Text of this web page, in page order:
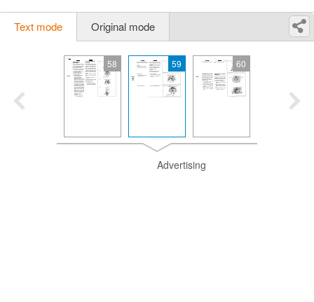
Text mode Original mode
58 59 60
Advertising